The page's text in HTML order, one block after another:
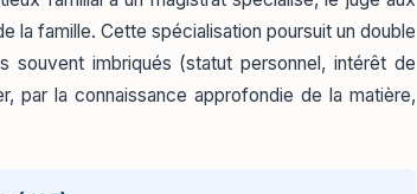
la famille. Cette spécialisation poursuit un double
imbriqués (statut personnel, intérêt de
par la connaissance approfondie de la matière,